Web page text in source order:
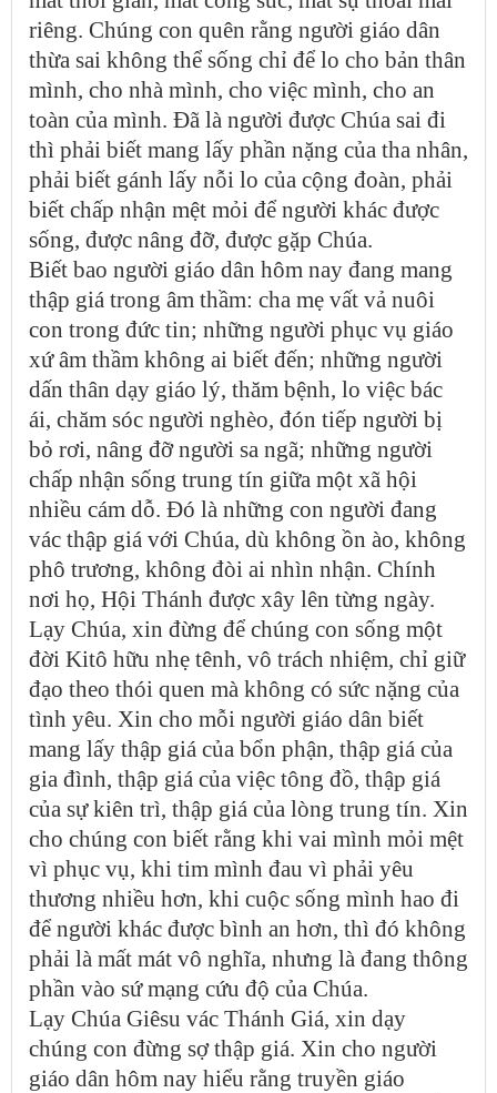
riêng. Chúng con quên rằng người giáo dân
thừa sai không thể sống chỉ để lo cho bản thân
mình, cho nhà mình, cho việc mình, cho an
toàn của mình. Đã là người được Chúa sai đi
thì phải biết mang lấy phần nặng của tha nhân,
phải biết gánh lấy nỗi lo của cộng đoàn, phải
biết chấp nhận mệt mỏi để người khác được
sống, được nâng đỡ, được gặp Chúa.
Biết bao người giáo dân hôm nay đang mang
thập giá trong âm thầm: cha mẹ vất vả nuôi
con trong đức tin; những người phục vụ giáo
xứ âm thầm không ai biết đến; những người
dấn thân dạy giáo lý, thăm bệnh, lo việc bác
ái, chăm sóc người nghèo, đón tiếp người bị
bỏ rơi, nâng đỡ người sa ngã; những người
chấp nhận sống trung tín giữa một xã hội
nhiều cám dỗ. Đó là những con người đang
vác thập giá với Chúa, dù không ồn ào, không
phô trương, không đòi ai nhìn nhận. Chính
nơi họ, Hội Thánh được xây lên từng ngày.
Lạy Chúa, xin đừng để chúng con sống một
đời Kitô hữu nhẹ tênh, vô trách nhiệm, chỉ giữ
đạo theo thói quen mà không có sức nặng của
tình yêu. Xin cho mỗi người giáo dân biết
mang lấy thập giá của bổn phận, thập giá của
gia đình, thập giá của việc tông đồ, thập giá
của sự kiên trì, thập giá của lòng trung tín. Xin
cho chúng con biết rằng khi vai mình mỏi mệt
vì phục vụ, khi tim mình đau vì phải yêu
thương nhiều hơn, khi cuộc sống mình hao đi
để người khác được bình an hơn, thì đó không
phải là mất mát vô nghĩa, nhưng là đang thông
phần vào sứ mạng cứu độ của Chúa.
Lạy Chúa Giêsu vác Thánh Giá, xin dạy
chúng con đừng sợ thập giá. Xin cho người
giáo dân hôm nay hiểu rằng truyền giáo